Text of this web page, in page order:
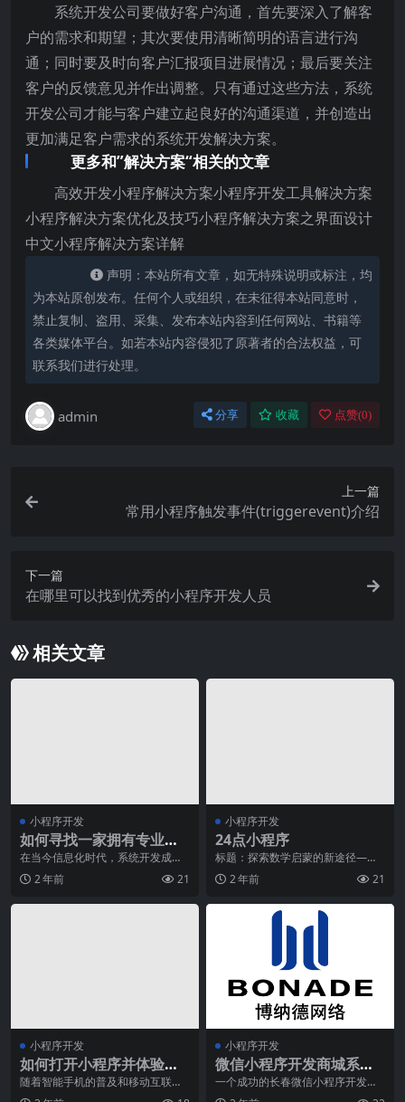
系统开发公司要做好客户沟通，首先要深入了解客
户的需求和期望；其次要使用清晰简明的语言进行沟
通；同时要及时向客户汇报项目进展情况；最后要关注
客户的反馈意见并作出调整。只有通过这些方法，系统
开发公司才能与客户建立起良好的沟通渠道，并创造出
更加满足客户需求的系统开发解决方案。
更多和”解决方案“相关的文章
高效开发小程序解决方案小程序开发工具解决方案
小程序解决方案优化及技巧小程序解决方案之界面设计
中文小程序解决方案详解
声明：本站所有文章，如无特殊说明或标注，均
为本站原创发布。任何个人或组织，在未征得本站同意时，
禁止复制、盗用、采集、发布本站内容到任何网站、书籍等
各类媒体平台。如若本站内容侵犯了原著者的合法权益，可
联系我们进行处理。
admin 分享 收藏 点赞(0)
上一篇
常用小程序触发事件(triggerevent)介绍
下一篇
在哪里可以找到优秀的小程序开发人员
相关文章
小程序开发
如何寻找一家拥有专业技
术团队的系统开发公司？
在当今信息化时代，系统开发成为
各类企业不可或缺的重要环节。但
是，寻找一家拥有专业
2 年前 21
小程序开发
24点小程序
标题：探索数学启蒙的新途径——
“24点小程序”摘要：随着科技的不
断进步，教育领域
2 年前 21
小程序开发
如何打开小程序并体验各
种功能？
随着智能手机的普及和移动互联网
的发展，小程序成为一种越来越受
小程序开发
微信小程序开发商城系统
要想做好，一定要重视这
一个成功的长春微信小程序开发商
城系统时，有一些关键因素需要特